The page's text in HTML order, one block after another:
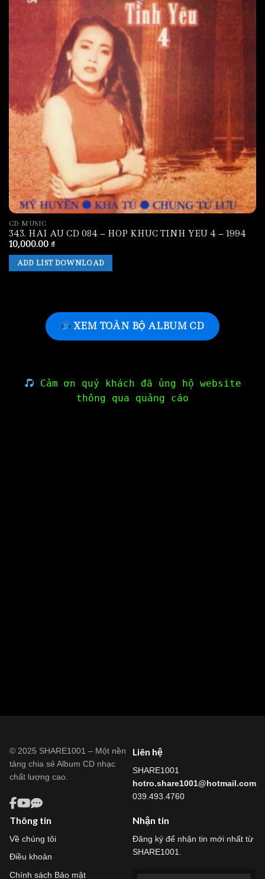
CD MUSIC
343. HAI AU CD 084 – HOP KHUC TINH YEU 4 – 1994
10,000.00 ₫
ADD LIST DOWNLOAD
XEM TOÀN BỘ ALBUM CD
Cảm ơn quý khách đã ủng hộ website
thông qua quảng cáo
© 2025 SHARE1001 – Một nền
tảng chia sẻ Album CD nhạc
chất lượng cao.
Liên hệ
SHARE1001
hotro.share1001@hotmail.com
039.493.4760
Thông tin
Về chúng tôi
Điều khoản
Chính sách Bảo mật
Nhận tin
Đăng ký để nhận tin mới nhất từ
SHARE1001.